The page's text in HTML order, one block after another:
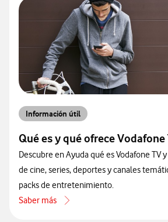
Información útil
Qué es y qué ofrece Vodafone
Descubre en Ayuda qué es Vodafone TV
de cine, series, deportes y canales
packs de entretenimiento.
Saber más
acerca de Qué es y qué ofrece Vodafone TV